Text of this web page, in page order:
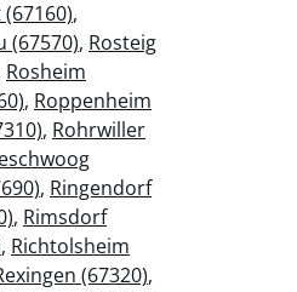
,
(67570), Rosteig
Rosheim
, Roppenheim
, Rohrwiller
, Ringendorf
, Rimsdorf
, Richtolsheim
(67320),